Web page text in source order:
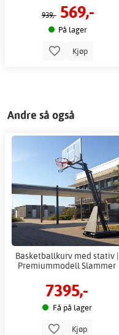
939,- 569,-
På lager
Kjøp
Andre så også
Basketballkurv med stativ |
Premiummodell Slammer
7395,-
Få på lager
Kjøp